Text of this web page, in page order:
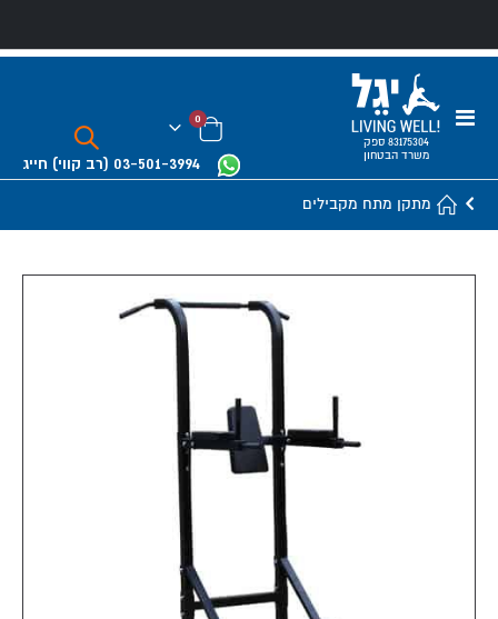
Toggle
83175304 ספק
משרד הבטחון
03-501-3994 (רב קווי) חייג
Cart
0פריטים
מתקן מתח מקבילים